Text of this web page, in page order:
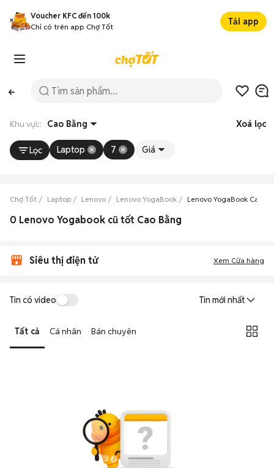
Voucher KFC đến 100k
Chỉ có trên app Chợ Tốt
Tải app
Khu vực: Cao Bằng Xoá lọc
Lọc Laptop 7 Giá
Chợ Tốt Laptop Lenovo Lenovo YogaBook Lenovo YogaBook Cao
0 Lenovo Yogabook cũ tốt Cao Bằng
Siêu thị điện tử Xem Cửa hàng
Tin có video Tin mới nhất
Tất cả Cá nhân Bán chuyên